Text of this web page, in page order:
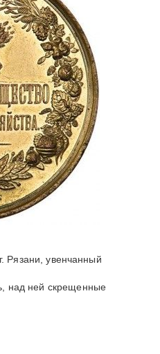
Рязани, увенчанный
над ней скрещенные